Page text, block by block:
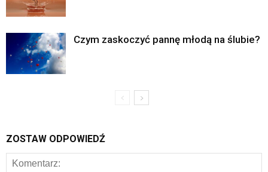
Czym zaskoczyć pannę młodą na ślubie?
ZOSTAW ODPOWIEDŹ